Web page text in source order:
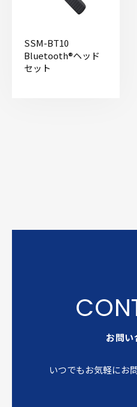
SSM-BT10
Bluetooth®ヘッド
セット
お問い
いつでもお気軽にお